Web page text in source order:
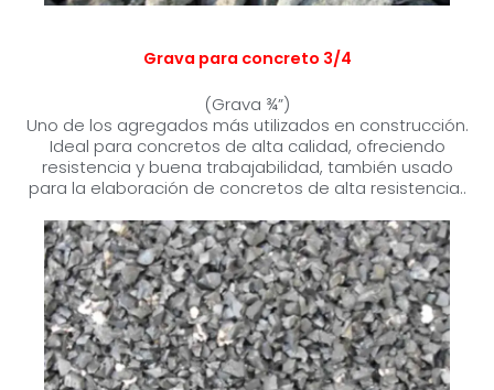
Grava para concreto 3/4
(Grava ¾”)
Uno de los agregados más utilizados en construcción.
Ideal para concretos de alta calidad, ofreciendo
resistencia y buena trabajabilidad, también usado
para la elaboración de concretos de alta resistencia..